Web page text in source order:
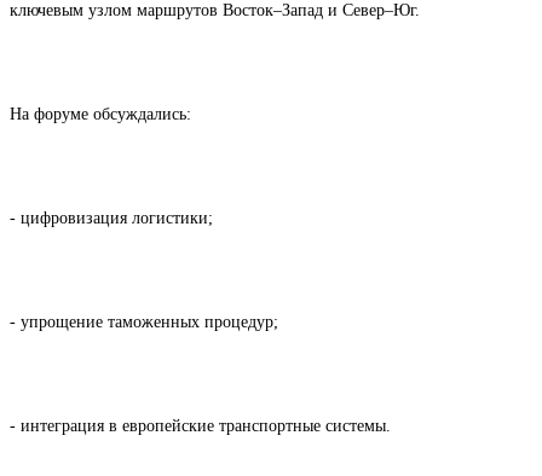
ключевым узлом маршрутов Восток–Запад и Север–Юг.
На форуме обсуждались:
- цифровизация логистики;
- упрощение таможенных процедур;
- интеграция в европейские транспортные системы.